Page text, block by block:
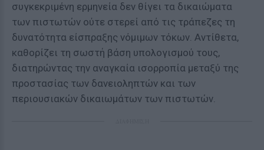
συγκεκριμένη ερμηνεία δεν θίγει τα δικαιώματα
των πιστωτών ούτε στερεί από τις τράπεζες τη
δυνατότητα είσπραξης νόμιμων τόκων. Αντίθετα,
καθορίζει τη σωστή βάση υπολογισμού τους,
διατηρώντας την αναγκαία ισορροπία μεταξύ της
προστασίας των δανειοληπτών και των
περιουσιακών δικαιωμάτων των πιστωτών.